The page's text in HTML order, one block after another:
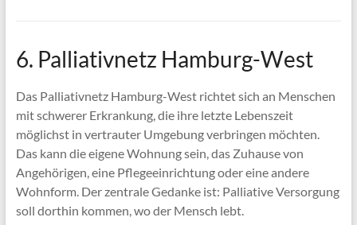
6. Palliativnetz Hamburg-West
Das Palliativnetz Hamburg-West richtet sich an Menschen
mit schwerer Erkrankung, die ihre letzte Lebenszeit
möglichst in vertrauter Umgebung verbringen möchten.
Das kann die eigene Wohnung sein, das Zuhause von
Angehörigen, eine Pflegeeinrichtung oder eine andere
Wohnform. Der zentrale Gedanke ist: Palliative Versorgung
soll dorthin kommen, wo der Mensch lebt.